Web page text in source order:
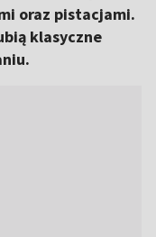
oraz pistacjami.
klasyczne